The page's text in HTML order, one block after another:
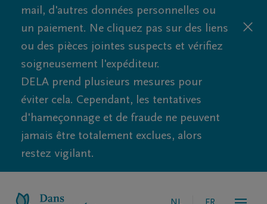
mail, d'autres données personnelles ou
un paiement. Ne cliquez pas sur des liens
ou des pièces jointes suspects et vérifiez
soigneusement l'expéditeur.
DELA prend plusieurs mesures pour
éviter cela. Cependant, les tentatives
d'hameçonnage et de fraude ne peuvent
jamais être totalement exclues, alors
restez vigilant.